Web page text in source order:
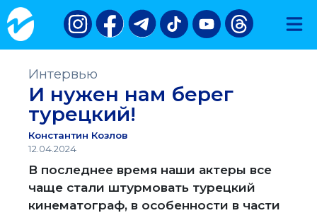
Интервью
И нужен нам берег
турецкий!
Константин Козлов
12.04.2024
В последнее время наши актеры все
чаще стали штурмовать турецкий
кинематограф, в особенности в части